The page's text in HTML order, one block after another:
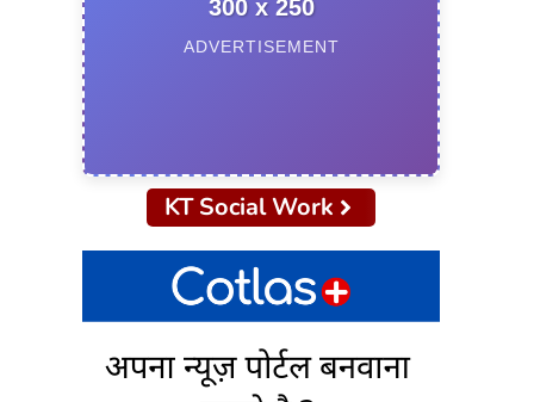
300 x 250
ADVERTISEMENT
KT Social Work